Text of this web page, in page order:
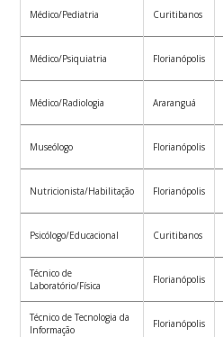
Médico/Pediatria Curitibanos
Médico/Psiquiatria Florianópolis
Médico/Radiologia Araranguá
Museólogo Florianópolis
Nutricionista/Habilitação Florianópolis
Psicólogo/Educacional Curitibanos
Técnico de
Laboratório/Física
Florianópolis
Técnico de Tecnologia da
Informação
Florianópolis